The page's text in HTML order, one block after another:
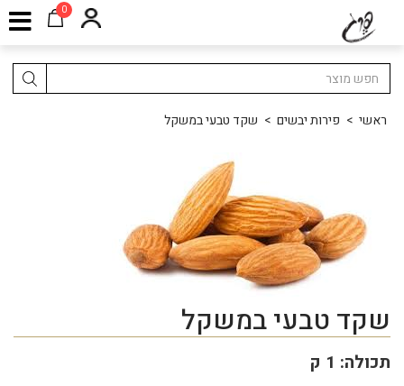
0
ראשי > פירות יבשים > שקד טבעי במשקל
שקד טבעי במשקל
תכולה: 1 ק